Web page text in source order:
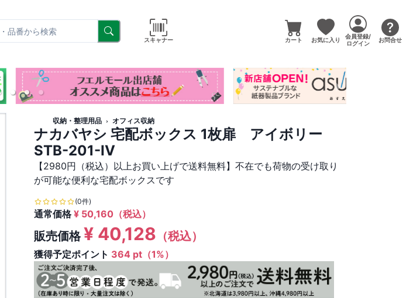
スキャナー カート お気に入り
会員登録/
ログイン
お問合せ
収納・整理用品 オフィス収納
ナカバヤシ 宅配ボックス 1枚扉 アイボリー
STB-201-IV
【2980円（税込）以上お買い上げで送料無料】不在でも荷物の受け取り
が可能な便利な宅配ボックスです
(0件)
通常価格¥ 50,160 （税込）
販売価格¥ 40,128 （税込）
獲得予定ポイント 364 pt（1%）